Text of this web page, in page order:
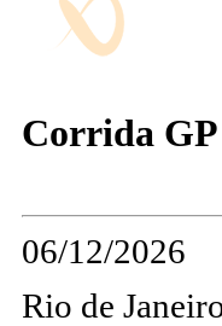
Corrida
06/12/2026
Rio de